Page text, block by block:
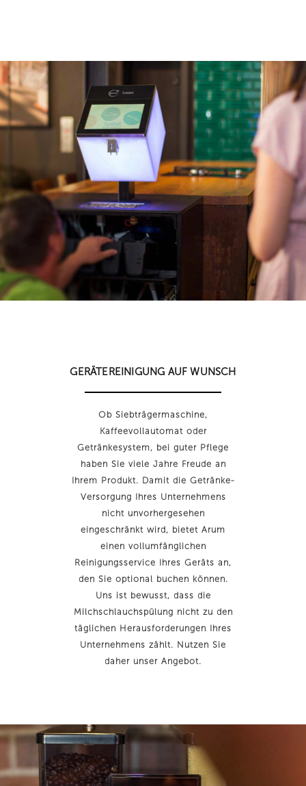
GERÄTEREINIGUNG AUF WUNSCH
Ob Siebträgermaschine,
Kaffeevollautomat oder
Getränkesystem, bei guter Pflege
haben Sie viele Jahre Freude an
Ihrem Produkt. Damit die Getränke-
Versorgung Ihres Unternehmens
nicht unvorhergesehen
eingeschränkt wird, bietet Arum
einen vollumfänglichen
Reinigungsservice Ihres Geräts an,
den Sie optional buchen können.
Uns ist bewusst, dass die
Milchschlauchspülung nicht zu den
täglichen Herausforderungen Ihres
Unternehmens zählt. Nutzen Sie
daher unser Angebot.